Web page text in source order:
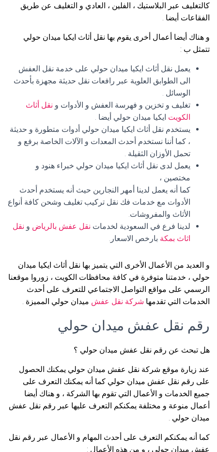
كالتغليف عبر البلاستيك ، الفلين ، العادي و التغليف عن طريق
الفقاعات أيضا .
و هناك أيضا أعمال أخرى يقوم بها نقل أثاث ايكيا ميدان حولي
تتمثل ب :
يعمل نقل أثاث ايكيا ميدان حولي على خدمة نقل العفش
الى الطوابق العلوية عبر رافعات نقل حديثة مجهزة بأحدث
الوسائل .
تغليف و تخزين و فهرسة العفش و الأدوات و نقل أثاث
الكويت ايكيا ميدان حولي أيضا .
يستخدم نقل أثاث ايكيا ميدان حولي أدوات متطورة و حديثة
، كما أننا نستخدم أحدث المعدات و الآلات الخاصة برفع و
تحمل الأوزان الثقيلة .
يعمل لدى نقل أثاث ايكيا ميدان حولي خبراء هنود و
مختصين ،
كما أنه يعمل لدينا أمهر النجارين حيث أنه يستخدم أحدث
الأدوات مع خدمات فك نقل تركيب تغليف وشحن كافة أنواع
الأثاث والمفروشات.
لدينا فرع في السعودية لخدمات نقل عفش بالرياض و نقل
اثاث بمكة بارخص الاسعار.
و العديد من الأعمال الأخرى التي يتميز بها نقل أثاث ايكيا ميدان
حولي ، خدمتنا متوفرة في كافة محافظات الكويت ، زوروا موقعنا
الرسمي على مواقع التواصل الاجتماعي للتعرف على أحدث
الخدمات التي تقدمها شركة نقل عفش ميدان حولي المميزة .
رقم نقل عفش ميدان حولي
هل تبحث عن رقم نقل عفش ميدان حولي ؟
عند زيارة موقع شركة نقل عفش ميدان حولي يمكنك الحصول
على رقم نقل عفش ميدان حولي كما أنه يمكنك التعرف على
جميع الخدمات و الأعمال التي تقوم بها الشركة ، و هناك أيضا
أعمال منوعة و مختلفة يمكنكم التعرف عليها عبر رقم نقل عفش
ميدان حولي .
كما أنه يمكنكم التعرف على أحدث المهام و الأعمال عبر رقم نقل
عفش ميدان حولي ، و من هذه الأعمال :